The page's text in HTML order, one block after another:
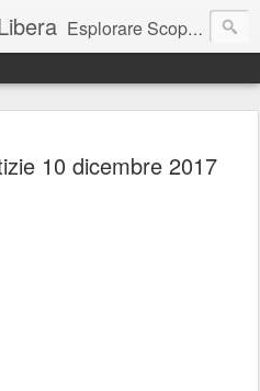
Esplorare Scoprire Creare
attualità
10 dicembre 2017